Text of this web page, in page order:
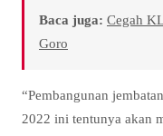
Baca juga: Cegah
Goro
“Pembangunan
2022 ini tentunya akan